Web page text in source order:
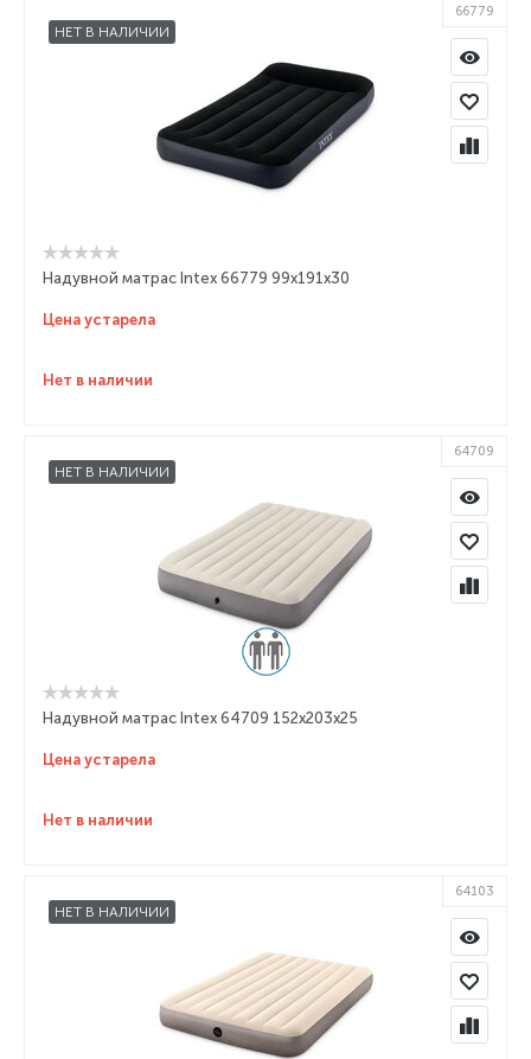
НЕТ В НАЛИЧИИ
66779
Надувной матрас Intex 66779 99х191х30
Цена устарела
Нет в наличии
НЕТ В НАЛИЧИИ
64709
Надувной матрас Intex 64709 152x203x25
Цена устарела
Нет в наличии
НЕТ В НАЛИЧИИ
64103